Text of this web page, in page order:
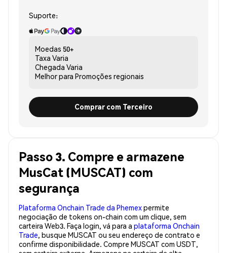
Suporte:
Moedas 50+
Taxa Varia
Chegada Varia
Melhor para Promoções regionais
Comprar com Terceiro
Passo 3. Compre e armazene
MusCat (MUSCAT) com
segurança
Plataforma Onchain Trade da Phemexpermite
negociação de tokens on-chain com um clique, sem
carteira Web3. Faça login, vá para a plataforma Onchain
Trade, busque MUSCAT ou seu endereço de contrato e
confirme disponibilidade. Compre MUSCAT com USDT,